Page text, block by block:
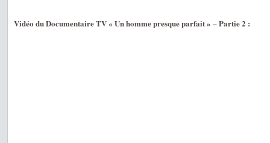
Vidéo du Documentaire TV « Un homme presque parfait » – Partie 2 :